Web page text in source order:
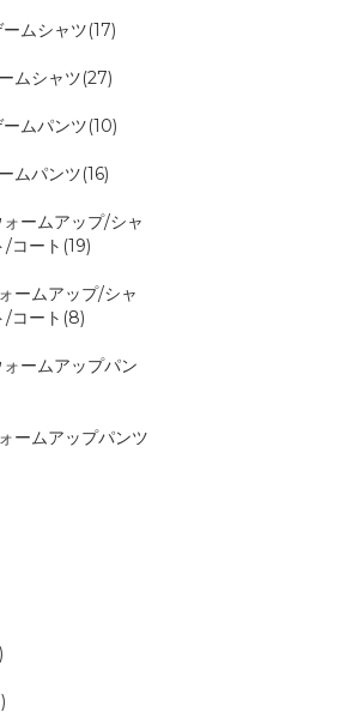
ムシャツ(17)
ムシャツ(27)
ムパンツ(10)
ムパンツ(16)
ームアップ/シャ
/コート(19)
ームアップ/シャ
/コート(8)
ームアップパン
ームアップパンツ